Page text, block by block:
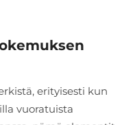
erityisesti kun
vuoratuista